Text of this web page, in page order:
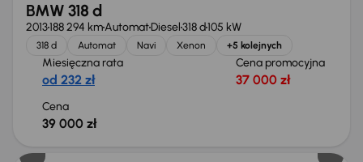
BMW 318 d
2013188 294 kmAutomatDiesel318 d105 kW
318 d Automat Navi Xenon +5 kolejnych
Miesięczna rata
od 232 zł
Cena promocyjna
37 000 zł
Cena
39 000 zł